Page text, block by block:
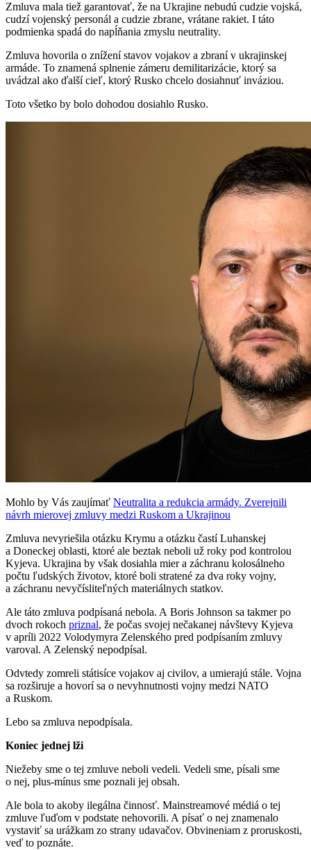
Zmluva mala tiež garantovať, že na Ukrajine nebudú cudzie vojská,
cudzí vojenský personál a cudzie zbrane, vrátane rakiet. I táto
podmienka spadá do napĺňania zmyslu neutrality.
Zmluva hovorila o znížení stavov vojakov a zbraní v ukrajinskej
armáde. To znamená splnenie zámeru demilitarizácie, ktorý sa
uvádzal ako ďalší cieľ, ktorý Rusko chcelo dosiahnuť inváziou.
Toto všetko by bolo dohodou dosiahlo Rusko.
Mohlo by Vás zaujímať Neutralita a redukcia armády. Zverejnili
návrh mierovej zmluvy medzi Ruskom a Ukrajinou
Zmluva nevyriešila otázku Krymu a otázku častí Luhanskej
a Doneckej oblasti, ktoré ale beztak neboli už roky pod kontrolou
Kyjeva. Ukrajina by však dosiahla mier a záchranu kolosálneho
počtu ľudských životov, ktoré boli stratené za dva roky vojny,
a záchranu nevyčísliteľných materiálnych statkov.
Ale táto zmluva podpísaná nebola. A Boris Johnson sa takmer po
dvoch rokoch priznal, že počas svojej nečakanej návštevy Kyjeva
v apríli 2022 Volodymyra Zelenského pred podpísaním zmluvy
varoval. A Zelenský nepodpísal.
Odvtedy zomreli státisíce vojakov aj civilov, a umierajú stále. Vojna
sa rozširuje a hovorí sa o nevyhnutnosti vojny medzi NATO
a Ruskom.
Lebo sa zmluva nepodpísala.
Koniec jednej lži
Niežeby sme o tej zmluve neboli vedeli. Vedeli sme, písali sme
o nej, plus-mínus sme poznali jej obsah.
Ale bola to akoby ilegálna činnosť. Mainstreamové médiá o tej
zmluve ľuďom v podstate nehovorili. A písať o nej znamenalo
vystaviť sa urážkam zo strany udavačov. Obvineniam z proruskosti,
veď to poznáte.